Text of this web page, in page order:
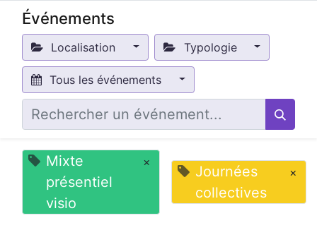
Événements
Localisation Typologie
Tous les événements
Mixte
présentiel
visio
×
Journées
collectives
×